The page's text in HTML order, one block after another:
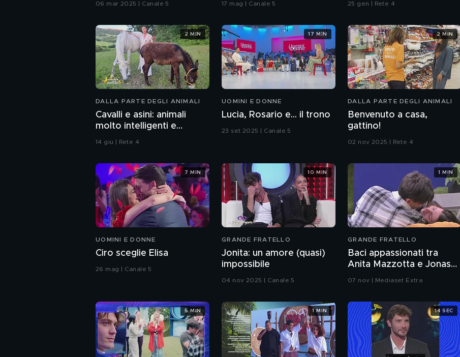
06 mar 2025 | Canale 5 17 mag | Canale 5 25 gen | Rete 4
DALLA PARTE DEGLI ANIMALI
Cavalli e asini: animali
molto intelligenti e
sensibili
14 giu | Rete 4
2 MIN
UOMINI E DONNE
Lucia, Rosario e... il trono
23 set 2025 | Canale 5
17 MIN
DALLA PARTE DEGLI ANIMALI
Benvenuto a casa,
gattino!
02 nov 2025 | Rete 4
2 MIN
UOMINI E DONNE
Ciro sceglie Elisa
26 mag | Canale 5
7 MIN
GRANDE FRATELLO
Jonita: un amore (quasi)
impossibile
04 nov 2025 | Canale 5
10 MIN
GRANDE FRATELLO
Baci appassionati tra
Anita Mazzotta e Jonas
07 nov | Mediaset Extra
1 MIN
5 MIN 1 MIN 14 SEC